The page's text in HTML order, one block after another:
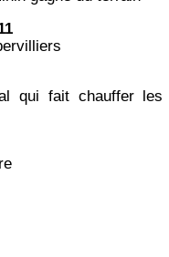
qui fait chauffer les